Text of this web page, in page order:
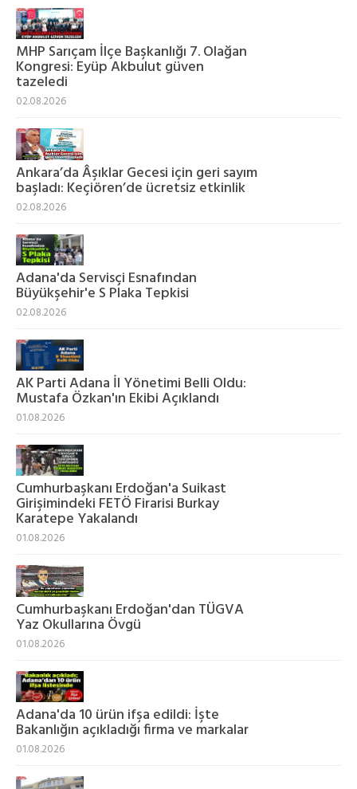
MHP Sarıçam İlçe Başkanlığı 7. Olağan
Kongresi: Eyüp Akbulut güven
tazeledi
02.08.2026
Ankara’da Âşıklar Gecesi için geri sayım
başladı: Keçiören’de ücretsiz etkinlik
02.08.2026
Adana'da Servisçi Esnafından
Büyükşehir'e S Plaka Tepkisi
02.08.2026
AK Parti Adana İl Yönetimi Belli Oldu:
Mustafa Özkan'ın Ekibi Açıklandı
01.08.2026
Cumhurbaşkanı Erdoğan'a Suikast
Girişimindeki FETÖ Firarisi Burkay
Karatepe Yakalandı
01.08.2026
Cumhurbaşkanı Erdoğan'dan TÜGVA
Yaz Okullarına Övgü
01.08.2026
Adana'da 10 ürün ifşa edildi: İşte
Bakanlığın açıkladığı firma ve markalar
01.08.2026